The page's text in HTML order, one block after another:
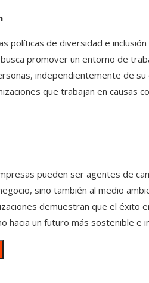
políticas de diversidad e
promover un entorno de
independientemente de
que trabajan en causas
pueden ser agentes de
sino también al medio
demuestran que el éxito
hacia un futuro más sostenible e